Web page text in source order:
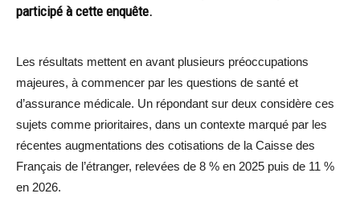
participé à cette enquête.
Les résultats mettent en avant plusieurs préoccupations
majeures, à commencer par les questions de santé et
d’assurance médicale. Un répondant sur deux considère ces
sujets comme prioritaires, dans un contexte marqué par les
récentes augmentations des cotisations de la Caisse des
Français de l’étranger, relevées de 8 % en 2025 puis de 11 %
en 2026.